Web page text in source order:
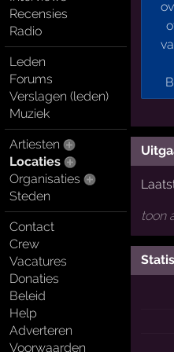
Recensies
Radio
Leden
Forums
Verslagen (leden)
Muziek
Artiesten
Locaties
Organisaties
Steden
Contact
Crew
Vacatures
Donaties
Beleid
Help
Adverteren
Voorwaarden
toon